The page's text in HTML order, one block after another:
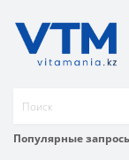
Популярные